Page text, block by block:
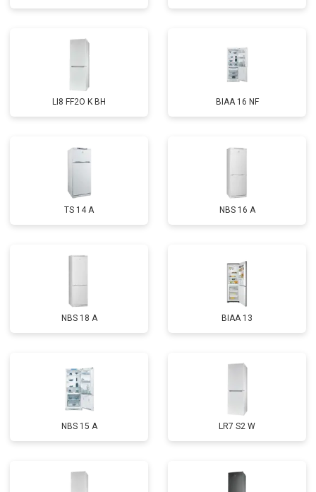
LI8 FF2O K BH BIAA 16 NF
TS 14 A NBS 16 A
NBS 18 A BIAA 13
NBS 15 A LR7 S2 W